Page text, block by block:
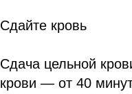
Сдайте кровь
Сдача цельной
крови — от 40